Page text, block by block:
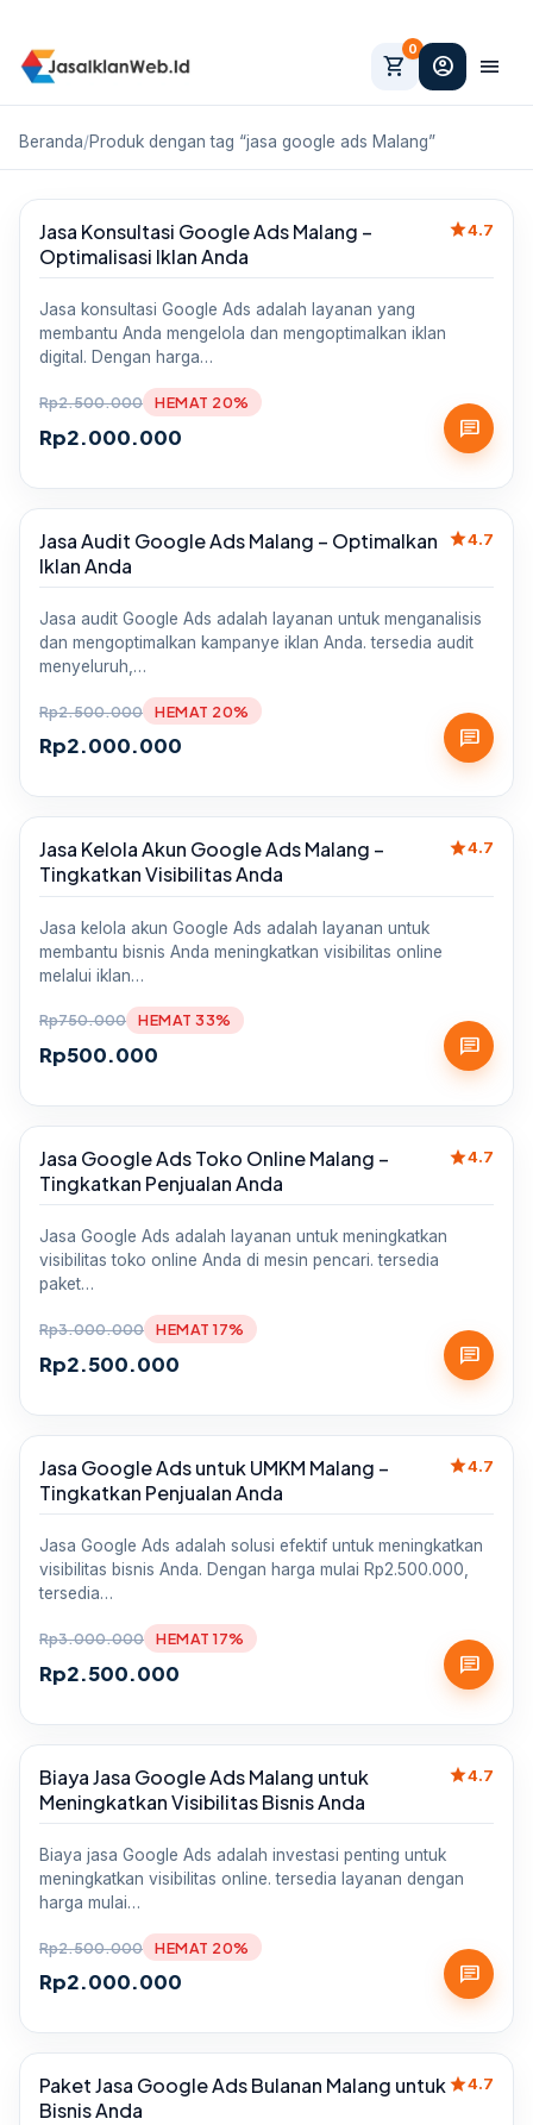
shopping_cart
0
account_circle menu
Beranda/Produk dengan tag “jasa google ads Malang”
Sale
Jasa Konsultasi Google Ads Malang –
Optimalisasi Iklan Anda
star4.7
Jasa konsultasi Google Ads adalah layanan yang
membantu Anda mengelola dan mengoptimalkan iklan
digital. Dengan harga…
Rp2.500.000
Rp2.000.000
HEMAT 20%
chat
Sale
Jasa Audit Google Ads Malang – Optimalkan
Iklan Anda
star4.7
Jasa audit Google Ads adalah layanan untuk menganalisis
dan mengoptimalkan kampanye iklan Anda. tersedia audit
menyeluruh,…
Rp2.500.000
Rp2.000.000
HEMAT 20%
chat
Sale
Jasa Kelola Akun Google Ads Malang –
Tingkatkan Visibilitas Anda
star4.7
Jasa kelola akun Google Ads adalah layanan untuk
membantu bisnis Anda meningkatkan visibilitas online
melalui iklan…
Rp750.000
Rp500.000
HEMAT 33%
chat
Sale
Jasa Google Ads Toko Online Malang –
Tingkatkan Penjualan Anda
star4.7
Jasa Google Ads adalah layanan untuk meningkatkan
visibilitas toko online Anda di mesin pencari. tersedia
paket…
Rp3.000.000
Rp2.500.000
HEMAT 17%
chat
Sale
Jasa Google Ads untuk UMKM Malang –
Tingkatkan Penjualan Anda
star4.7
Jasa Google Ads adalah solusi efektif untuk meningkatkan
visibilitas bisnis Anda. Dengan harga mulai Rp2.500.000,
tersedia…
Rp3.000.000
Rp2.500.000
HEMAT 17%
chat
Sale
Biaya Jasa Google Ads Malang untuk
Meningkatkan Visibilitas Bisnis Anda
star4.7
Biaya jasa Google Ads adalah investasi penting untuk
meningkatkan visibilitas online. tersedia layanan dengan
harga mulai…
Rp2.500.000
Rp2.000.000
HEMAT 20%
chat
Sale
Paket Jasa Google Ads Bulanan Malang untuk
Bisnis Anda
star4.7